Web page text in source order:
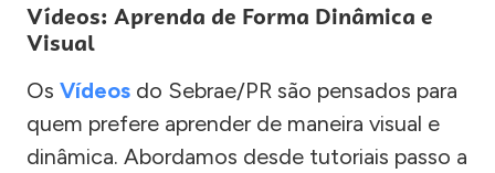
Vídeos: Aprenda de Forma Dinâmica e
Visual
Os Vídeos do Sebrae/PR são pensados para
quem prefere aprender de maneira visual e
dinâmica. Abordamos desde tutoriais passo a